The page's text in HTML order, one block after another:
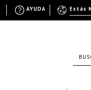
Estás
AYUDA